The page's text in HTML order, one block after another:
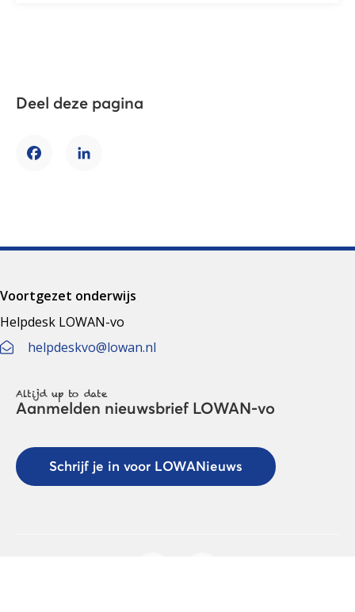
Deel deze pagina
FacebookLinkedIn
Voortgezet onderwijs
Helpdesk LOWAN-vo
helpdeskvo@lowan.nl
Altijd up to date
Aanmelden nieuwsbrief LOWAN-vo
Schrijf je in voor LOWANieuws